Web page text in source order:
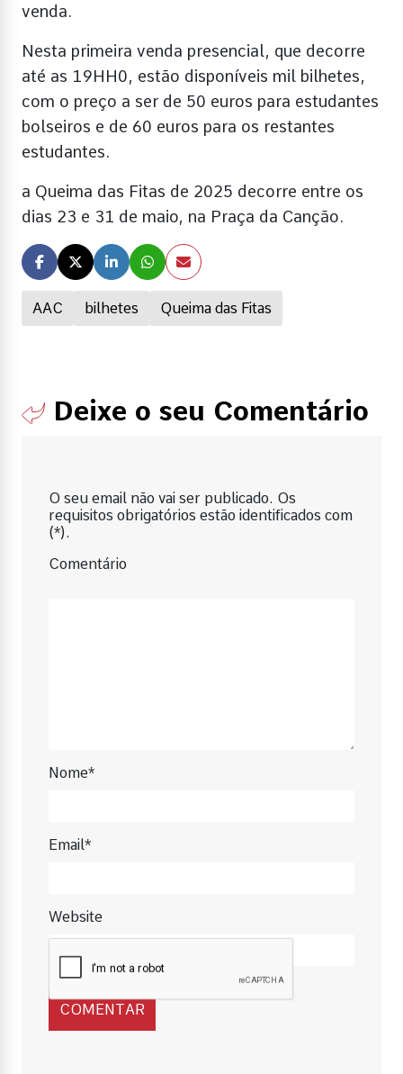
AAC bilhetes Queima das Fitas
venda.
Nesta primeira venda presencial, que decorre
até as 19HH0, estão disponíveis mil bilhetes,
com o preço a ser de 50 euros para estudantes
bolseiros e de 60 euros para os restantes
estudantes.
a Queima das Fitas de 2025 decorre entre os
dias 23 e 31 de maio, na Praça da Canção.
Deixe o seu Comentário
O seu email não vai ser publicado. Os
requisitos obrigatórios estão identificados com
(*).
Comentário
Nome*
Email*
Website